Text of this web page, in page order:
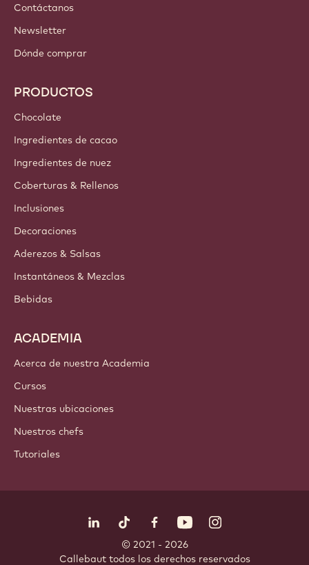
Contáctanos
Newsletter
Dónde comprar
PRODUCTOS
Chocolate
Ingredientes de cacao
Ingredientes de nuez
Coberturas & Rellenos
Inclusiones
Decoraciones
Aderezos & Salsas
Instantáneos & Mezclas
Bebidas
ACADEMIA
Acerca de nuestra Academia
Cursos
Nuestras ubicaciones
Nuestros chefs
Tutoriales
LinkedIn Opens in a new window.
TikTok Opens in a new window.
Facebook Opens in a new
YouTubeInstagram
© 2021 - 2026
Callebaut. todos los derechos reservados